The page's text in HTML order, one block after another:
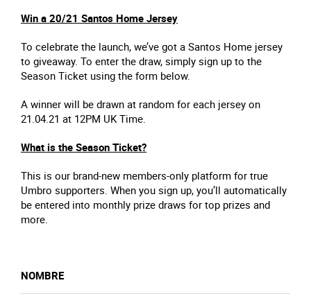
Win a 20/21 Santos Home Jersey
To celebrate the launch, we’ve got a Santos Home jersey
to giveaway. To enter the draw, simply sign up to the
Season Ticket using the form below.
A winner will be drawn at random for each jersey on
21.04.21 at 12PM UK Time.
What is the Season Ticket?
This is our brand-new members-only platform for true
Umbro supporters. When you sign up, you’ll automatically
be entered into monthly prize draws for top prizes and
more.
NOMBRE